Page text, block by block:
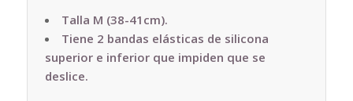
Talla M (38-41cm).
Tiene 2 bandas elásticas de silicona
superior e inferior que impiden que se
deslice.